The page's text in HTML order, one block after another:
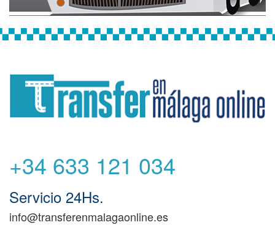
+34 633 121 034
Servicio 24Hs.
info@transferenmalagaonline.es